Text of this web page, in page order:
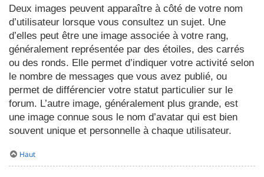
Deux images peuvent apparaître à côté de votre nom
d’utilisateur lorsque vous consultez un sujet. Une
d’elles peut être une image associée à votre rang,
généralement représentée par des étoiles, des carrés
ou des ronds. Elle permet d’indiquer votre activité selon
le nombre de messages que vous avez publié, ou
permet de différencier votre statut particulier sur le
forum. L’autre image, généralement plus grande, est
une image connue sous le nom d’avatar qui est bien
souvent unique et personnelle à chaque utilisateur.
Haut